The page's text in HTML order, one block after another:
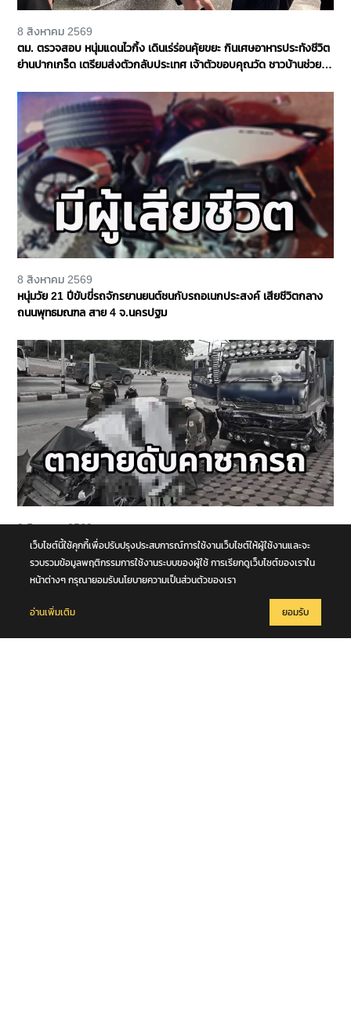
8 สิงหาคม 2569
ตม. ตรวจสอบ หนุ่มแดนไวกิ้ง เดินเร่ร่อนคุ้ยขยะ กินเศษอาหารประทังชีวิต
ย่านปากเกร็ด เตรียมส่งตัวกลับประเทศ เจ้าตัวขอบคุณวัด ชาวบ้านช่วย
8 สิงหาคม 2569
หนุ่มวัย 21 ปีขับขี่รถจักรยานยนต์ชนกับรถอเนกประสงค์ เสียชีวิตกลาง
ถนนพุทธมณฑล สาย 4 จ.นครปฐม
8 สิงหาคม 2569
รถนั่งส่วนบุคคลชนกับรถบรรทุก กลางทางแยกหน้าโคก คุณตา-คุณยาย
เสียชีวิตในซากรถ จ.พระนครศรีอยุธยา
เว็บไซต์นี้ใช้คุกกี้เพื่อปรับปรุงประสบการณ์การใช้งานเว็บไซต์ให้ผู้ใช้งานและจะ
รวบรวมข้อมูลพฤติกรรมการใช้งานระบบของผู้ใช้ การเรียกดูเว็บไซต์ของเราใน
หน้าต่างๆ กรุณายอมรับนโยบายความเป็นส่วนตัวของเรา
อ่านเพิ่มเติม ยอมรับ